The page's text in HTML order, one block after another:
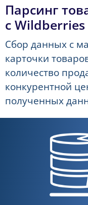
Парсинг
с Wildberries
Сбор данных с
карточки
количество
конкурентной
полученных